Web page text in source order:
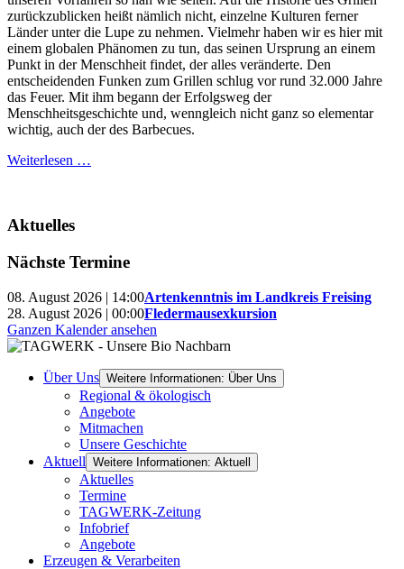
zurückzublicken heißt nämlich nicht, einzelne Kulturen ferner
Länder unter die Lupe zu nehmen. Vielmehr haben wir es hier mit
einem globalen Phänomen zu tun, das seinen Ursprung an einem
Punkt in der Menschheit findet, der alles veränderte. Den
entscheidenden Funken zum Grillen schlug vor rund 32.000 Jahre
das Feuer. Mit ihm begann der Erfolgsweg der
Menschheitsgeschichte und, wenngleich nicht ganz so elementar
wichtig, auch der des Barbecues.
Weiterlesen …
Aktuelles
Nächste Termine
08. August 2026 | 14:00Artenkenntnis im Landkreis Freising
28. August 2026 | 00:00Fledermausexkursion
Ganzen Kalender ansehen
Über Uns Weitere Informationen: Über Uns
Regional & ökologisch
Angebote
Mitmachen
Unsere Geschichte
Aktuell Weitere Informationen: Aktuell
Aktuelles
Termine
TAGWERK-Zeitung
Infobrief
Angebote
Erzeugen & Verarbeiten